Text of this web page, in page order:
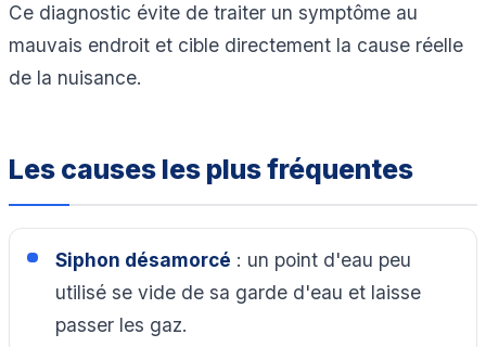
Ce diagnostic évite de traiter un symptôme au
mauvais endroit et cible directement la cause réelle
de la nuisance.
Les causes les plus fréquentes
Siphon désamorcé : un point d'eau peu
utilisé se vide de sa garde d'eau et laisse
passer les gaz.